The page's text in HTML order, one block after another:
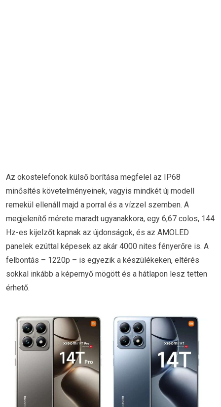
Az okostelefonok külső borítása megfelel az IP68
minősítés követelményeinek, vagyis mindkét új modell
remekül ellenáll majd a porral és a vízzel szemben. A
megjelenítő mérete maradt ugyanakkora, egy 6,67 colos, 144
Hz-es kijelzőt kapnak az újdonságok, és az AMOLED
panelek ezúttal képesek az akár 4000 nites fényerőre is. A
felbontás – 1220p – is egyezik a készülékeken, eltérés
sokkal inkább a képernyő mögött és a hátlapon lesz tetten
érhető.